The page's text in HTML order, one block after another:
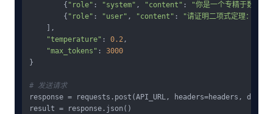
        {
"role" : "system" , "content" :
"你是一个专精于数学证
        {
"role" : "user" , "content" :
"请证明二项式定理：
    ],
"temperature" : 0.2,
"max_tokens" : 3000
}
# 发送请求
response = requests.post(API_URL, headers=headers,
result = response.json()